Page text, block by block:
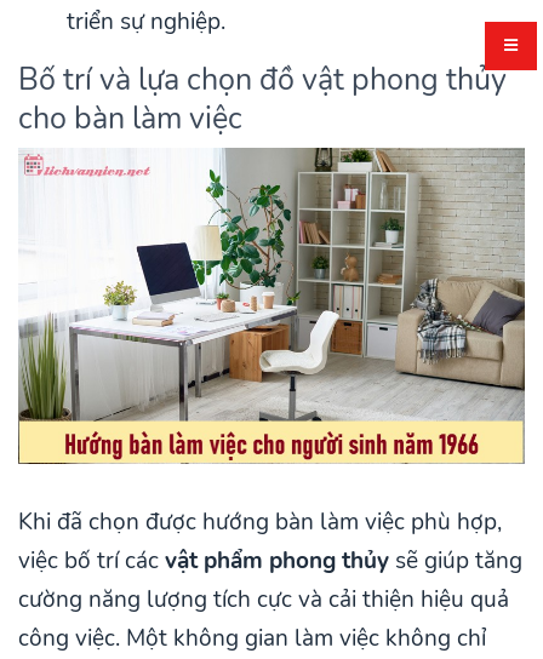
triển sự nghiệp.
Bố trí và lựa chọn đồ vật phong thủy
cho bàn làm việc
Khi đã chọn được hướng bàn làm việc phù hợp,
việc bố trí cácvật phẩm phong thủy sẽ giúp tăng
cường năng lượng tích cực và cải thiện hiệu quả
công việc. Một không gian làm việc không chỉ